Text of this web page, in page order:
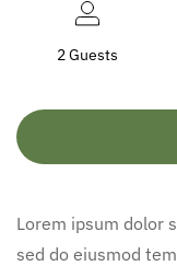
2 Guests
Lorem ipsum dolor
sed do eiusmod